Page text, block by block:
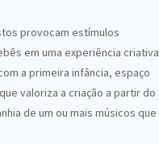
provocam estímulos
em uma experiência criativa
a primeira infância, espaço
valoriza a criação a partir do
de um ou mais músicos que